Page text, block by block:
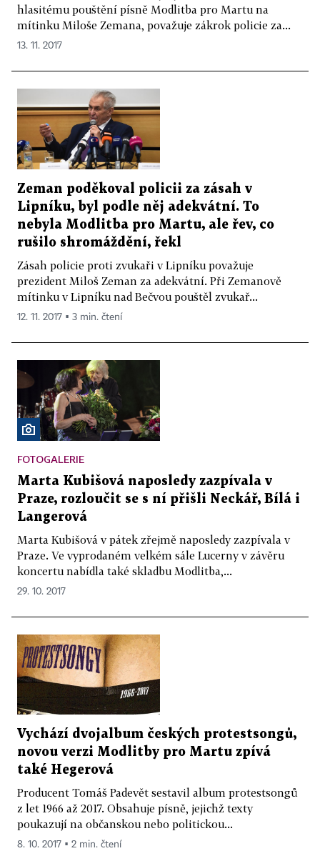
hlasitému pouštění písně Modlitba pro Martu na
mítinku Miloše Zemana, považuje zákrok policie za...
13. 11. 2017
Zeman poděkoval policii za zásah v
Lipníku, byl podle něj adekvátní. To
nebyla Modlitba pro Martu, ale řev, co
rušilo shromáždění, řekl
Zásah policie proti zvukaři v Lipníku považuje
prezident Miloš Zeman za adekvátní. Při Zemanově
mítinku v Lipníku nad Bečvou pouštěl zvukař...
12. 11. 2017 ▪ 3 min. čtení
FOTOGALERIE
Marta Kubišová naposledy zazpívala v
Praze, rozloučit se s ní přišli Neckář, Bílá i
Langerová
Marta Kubišová v pátek zřejmě naposledy zazpívala v
Praze. Ve vyprodaném velkém sále Lucerny v závěru
koncertu nabídla také skladbu Modlitba,...
29. 10. 2017
Vychází dvojalbum českých protestsongů,
novou verzi Modlitby pro Martu zpívá
také Hegerová
Producent Tomáš Padevět sestavil album protestsongů
z let 1966 až 2017. Obsahuje písně, jejichž texty
poukazují na občanskou nebo politickou...
8. 10. 2017 ▪ 2 min. čtení